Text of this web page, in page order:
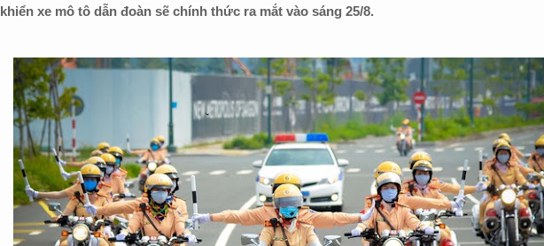
khiển xe mô tô dẫn đoàn sẽ chính thức ra mắt vào sáng 25/8.